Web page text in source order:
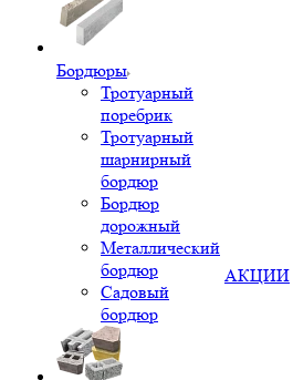
Бордюры
Тротуарный
поребрик
Тротуарный
шарнирный
бордюр
Бордюр
дорожный
Металлический
бордюр
Садовый
бордюр
АКЦИИ